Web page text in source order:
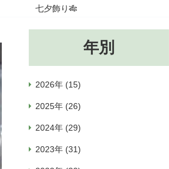
七夕飾り🎋
年別
2026年 (15)
2025年 (26)
2024年 (29)
2023年 (31)